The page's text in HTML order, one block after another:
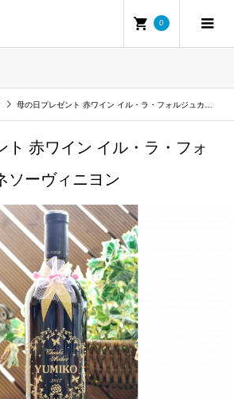
0
母の日プレゼント 赤ワイン イル・ラ・フォルジュカルベネソーヴィニヨン
ト 赤ワイン イル・ラ・フォ
ソーヴィニヨン